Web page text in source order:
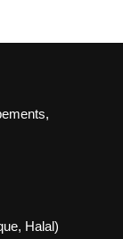
Halal)